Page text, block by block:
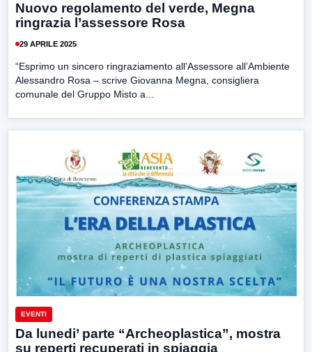
Nuovo regolamento del verde, Megna
ringrazia l’assessore Rosa
29 APRILE 2025
“Esprimo un sincero ringraziamento all’Assessore all’Ambiente
Alessandro Rosa – scrive Giovanna Megna, consigliera
comunale del Gruppo Misto a...
EVENTI
Da lunedi’ parte “Archeoplastica”, mostra
su reperti recuperati in spiaggia